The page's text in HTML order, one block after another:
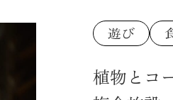
植物とコ